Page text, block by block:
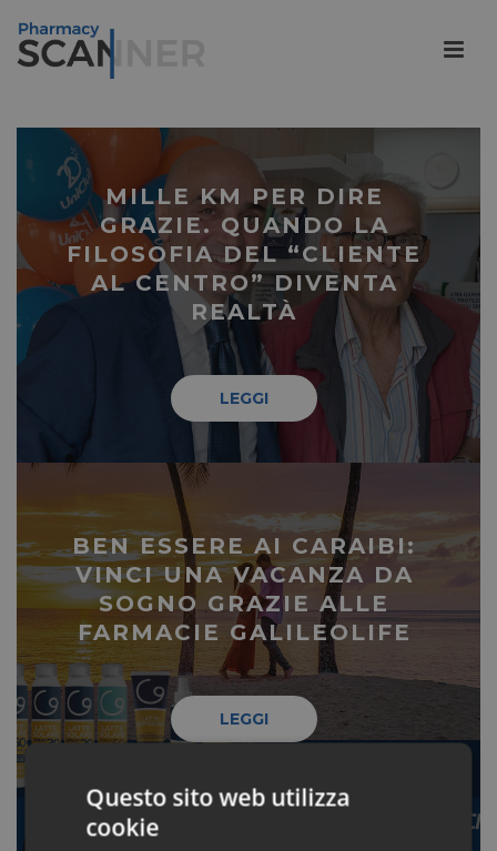
MILLE KM PER DIRE
GRAZIE. QUANDO LA
FILOSOFIA DEL “CLIENTE
AL CENTRO” DIVENTA
REALTÀ
LEGGI
BEN ESSERE AI CARAIBI:
VINCI UNA VACANZA DA
SOGNO GRAZIE ALLE
FARMACIE GALILEOLIFE
LEGGI
Questo sito web utilizza
cookie